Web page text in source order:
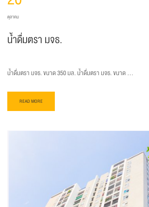
ตุลาคม
น้ำดื่มตรา มจธ.
น้ำดื่มตรา มจธ. ขนาด 350 มล. น้ำดื่มตรา มจธ. ขนาด …
READ MORE